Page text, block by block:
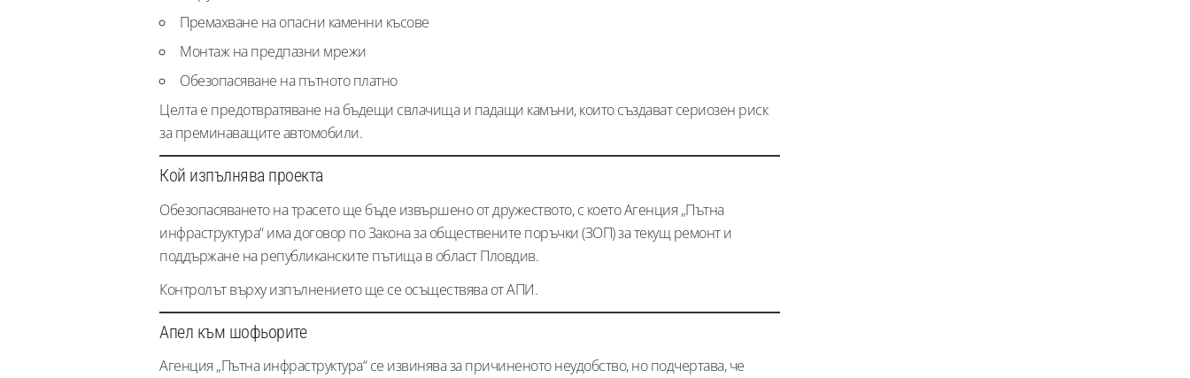
Премахване на опасни каменни късове
Монтаж на предпазни мрежи
Обезопасяване на пътното платно
Целта е предотвратяване на бъдещи свлачища и падащи камъни, които създават сериозен риск
за преминаващите автомобили.
Кой изпълнява проекта
Обезопасяването на трасето ще бъде извършено от дружеството, с което Агенция „Пътна
инфраструктура“ има договор по Закона за обществените поръчки (ЗОП) за текущ ремонт и
поддържане на републиканските пътища в област Пловдив.
Контролът върху изпълнението ще се осъществява от АПИ.
Апел към шофьорите
Агенция „Пътна инфраструктура“ се извинява за причиненото неудобство, но подчертава, че